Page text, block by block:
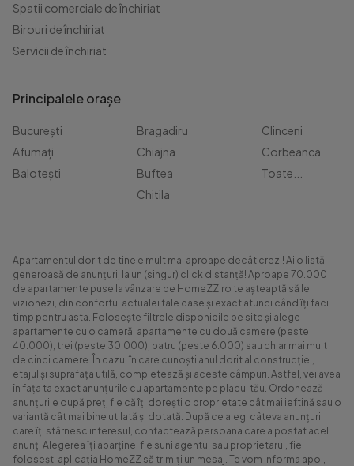
Spatii comerciale de închiriat
Birouri de închiriat
Servicii de închiriat
Principalele orașe
București
Afumați
Balotești
Bragadiru
Chiajna
Buftea
Chitila
Clinceni
Corbeanca
Toate...
Apartamentul dorit de tine e mult mai aproape decât crezi! Ai o listă
generoasă de anunțuri, la un (singur) click distanță! Aproape 70.000
de apartamente puse la vânzare pe HomeZZ.ro te așteaptă să le
vizionezi, din confortul actualei tale case și exact atunci când îți faci
timp pentru asta. Folosește filtrele disponibile pe site și alege
apartamente cu o cameră, apartamente cu două camere (peste
40.000), trei (peste 30.000), patru (peste 6.000) sau chiar mai mult
de cinci camere. În cazul în care cunoști anul dorit al construcției,
etajul și suprafața utilă, completează și aceste câmpuri. Astfel, vei avea
în fața ta exact anunțurile cu apartamente pe placul tău. Ordonează
anunțurile după preț, fie că îți dorești o proprietate cât mai ieftină sau o
variantă cât mai bine utilată și dotată. După ce alegi câteva anunțuri
care îți stârnesc interesul, contactează persoana care a postat acel
anunț. Alegerea îți aparține: fie suni agentul sau proprietarul, fie
folosești aplicația HomeZZ să trimiți un mesaj. Te vom informa apoi,